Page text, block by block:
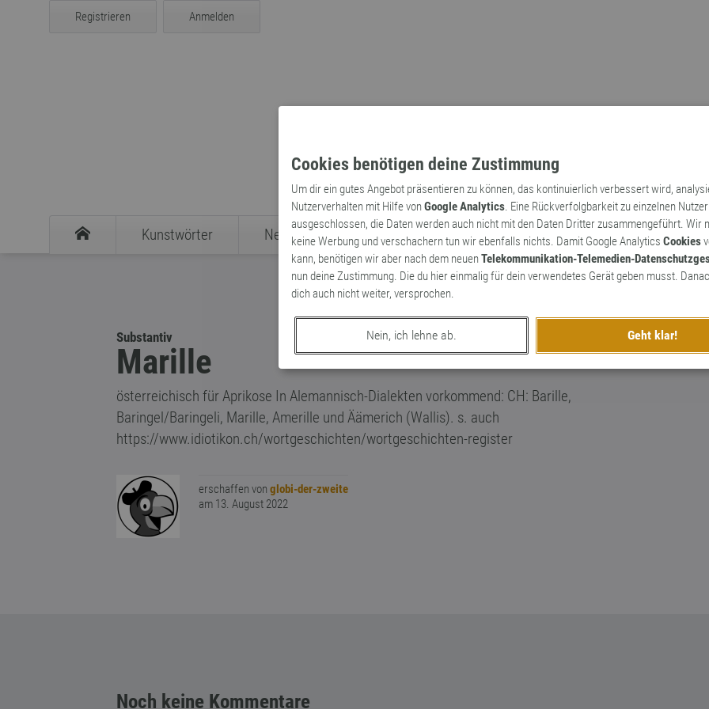
Cookies benötigen deine Zustimmung
Um dir ein gutes Angebot präsentieren zu können, das kontinuierlich verbessert wird,
Nutzerverhalten mit Hilfe vonGoogle Analytics. Eine Rückverfolgbarkeit zu einzelnen
ausgeschlossen, die Daten werden auch nicht mit den Daten Dritter zusammengeführt. Wir
keine Werbung und verschachern tun wir ebenfalls nichts. Damit Google Analytics Cookies
kann, benötigen wir aber nach dem neuenTelekommunikation-Telemedien-
nun deine Zustimmung. Die du hier einmalig für dein verwendetes Gerät geben musst.
dich auch nicht weiter, versprochen.
Nein, ich lehne ab. Geht klar!
Registrieren Anmelden
Kunstwörter Neologismen Archaismen Markennamen
Substantiv
Marille
österreichisch für Aprikose In Alemannisch-Dialekten vorkommend: CH: Barille,
Baringel/Baringeli, Marille, Amerille und Äämerich (Wallis). s. auch
https://www.idiotikon.ch/wortgeschichten/wortgeschichten-register
erschaffen von globi-der-zweite
am 13. August 2022
Noch keine Kommentare